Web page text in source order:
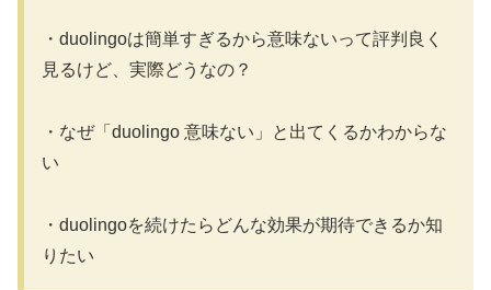
・duolingoは簡単すぎるから意味ないって評判良く
見るけど、実際どうなの？
・なぜ「duolingo 意味ない」と出てくるかわからな
い
・duolingoを続けたらどんな効果が期待できるか知
りたい